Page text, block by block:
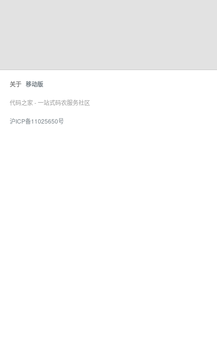
关于 移动版
代码之家 - 一站式码农服务社区
沪ICP备11025650号